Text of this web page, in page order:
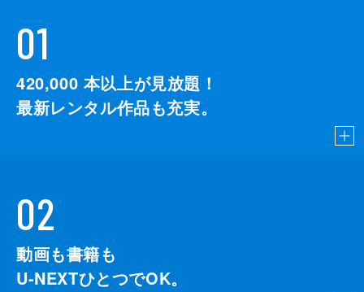
01
420,000 本以上が見放題！
最新レンタル作品も充実。
02
動画も書籍も
U-NEXTひとつでOK。